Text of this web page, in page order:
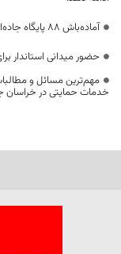
آماده‌باش ۸۸ پایگاه جاده‌ای خراسان جنوبی برای خدمت به زائران اربعین
حضور میدانی استاندار برای
مهم‌ترین مسائل و
خدمات حمایتی در خراسان